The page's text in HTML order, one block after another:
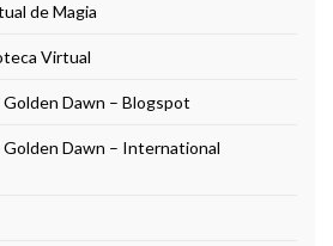
de Magia
Virtual
Dawn – Blogspot
Dawn – International